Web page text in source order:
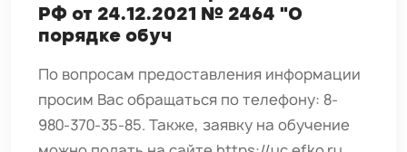
РФ от 24.12.2021 № 2464 "О
порядке обуч
По вопросам предоставления информации
просим Вас обращаться по телефону: 8-
980-370-35-85. Также, заявку на обучение